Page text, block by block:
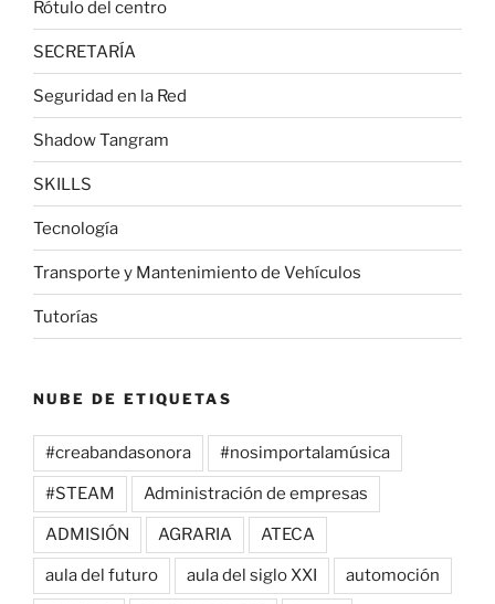
Rótulo del centro
SECRETARÍA
Seguridad en la Red
Shadow Tangram
SKILLS
Tecnología
Transporte y Mantenimiento de Vehículos
Tutorías
NUBE DE ETIQUETAS
#creabandasonora #nosimportalamúsica
#STEAM Administración de empresas
ADMISIÓN AGRARIA ATECA
aula del futuro aula del siglo XXI automoción